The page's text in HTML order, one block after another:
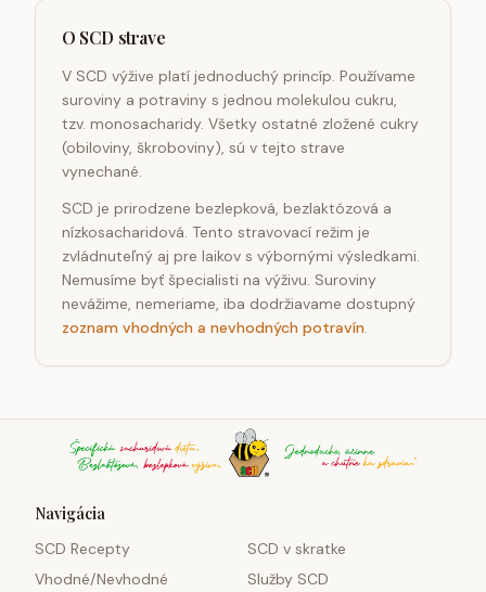
O SCD strave
V SCD výžive platí jednoduchý princíp. Používame
suroviny a potraviny s jednou molekulou cukru,
tzv. monosacharidy. Všetky ostatné zložené cukry
(obiloviny, škroboviny), sú v tejto strave
vynechané.
SCD je prirodzene bezlepková, bezlaktózová a
nízkosacharidová. Tento stravovací režim je
zvládnuteľný aj pre laikov s výbornými výsledkami.
Nemusíme byť špecialisti na výživu. Suroviny
nevážime, nemeriame, iba dodržiavame dostupný
zoznam vhodných a nevhodných potravín.
Navigácia
SCD Recepty
SCD v skratke
Vhodné/Nevhodné
Služby SCD